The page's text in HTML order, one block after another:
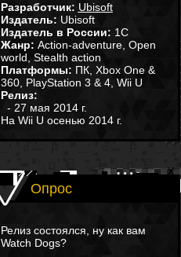
Разработчик: Ubisoft
Издатель: Ubisoft
Издатель в России: 1С
Жанр: Action-adventure, Open
world, Stealth action
Платформы: ПК, Xbox One &
360, PlayStation 3 & 4, Wii U
Релиз:
- 27 мая 2014 г.
На Wii U осенью 2014 г.
Опрос
Релиз состоялся, ну как вам
Watch Dogs?